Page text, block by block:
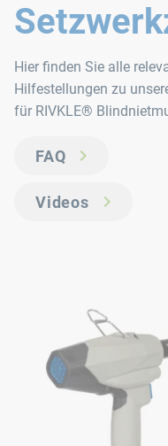
Hier finden Sie alle
Hilfestellungen zu
für RIVKLE®
FAQ
Videos